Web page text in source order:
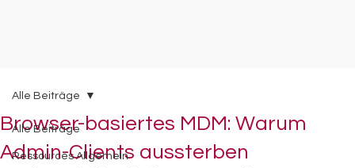
Alle Beiträge
Ressources Allgemein
Alle Beiträge
Browser-basiertes MDM: Warum
Admin-Clients aussterben